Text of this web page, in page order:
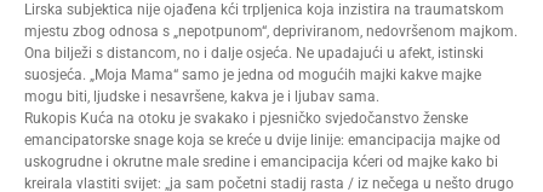
Lirska subjektica nije ojađena kći trpljenica koja inzistira na traumatskom
mjestu zbog odnosa s „nepotpunom“, depriviranom, nedovršenom majkom.
Ona bilježi s distancom, no i dalje osjeća. Ne upadajući u afekt, istinski
suosjeća. „Moja Mama“ samo je jedna od mogućih majki kakve majke
mogu biti, ljudske i nesavršene, kakva je i ljubav sama.
Rukopis Kuća na otoku je svakako i pjesničko svjedočanstvo ženske
emancipatorske snage koja se kreće u dvije linije: emancipacija majke od
uskogrudne i okrutne male sredine i emancipacija kćeri od majke kako bi
kreirala vlastiti svijet: „ja sam početni stadij rasta / iz nečega u nešto drugo